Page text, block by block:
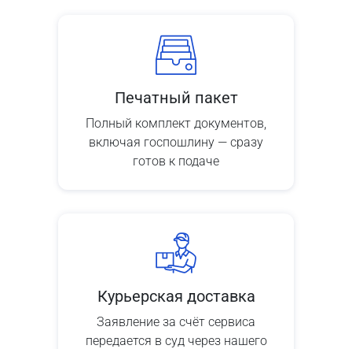
Печатный пакет
Полный комплект документов,
включая госпошлину — сразу
готов к подаче
Курьерская доставка
Заявление за счёт сервиса
передается в суд через нашего